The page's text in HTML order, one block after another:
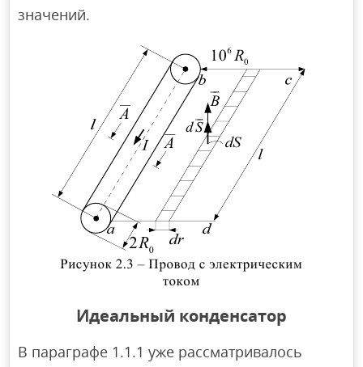
значений.
Идеальный конденсатор
В параграфе 1.1.1 уже рассматривалось